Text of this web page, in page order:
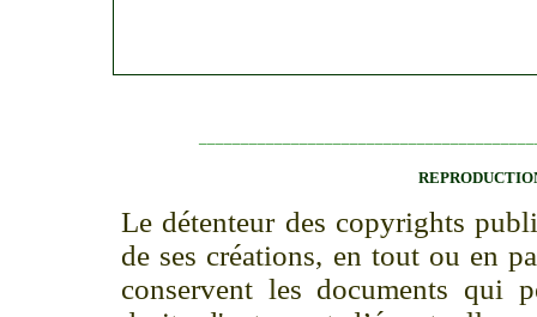
Le détenteur des copyrights
de ses créations, en tout ou en
conservent les documents qui